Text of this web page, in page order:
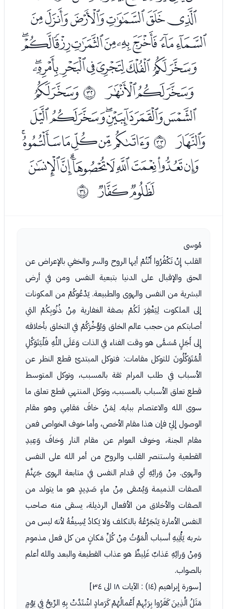
ﯜﯝﯞﯟﯠﯡ
ﯢﯣﯤﯥﯦﯧﯨﯩﯪ
ﯫﯬﯭﯮﯯﯰﯱﯲ
ﯳﯴﯵ ﰟﯷﯸ
ﯹﯺﯻﯼﯽﯾﯿ
ﰀ ﰠﭑﭒﭓﭔﭕﭖ
ﭗﭘﭙﭚﭛﭜﭝﭞﭟ
ﭠﭡ ﰡ
مُوسى
القلب إِنْ تَكْفُرُوا أَنْتُمْ أيها الروح والسر والخفي بالإعراض عن
الحق والإقبال على الدنيا بتبعية النفس ومن في أرض
البشرية من النفس والهوى والطبيعة. يَدْعُوكُمْ من المكونات
إلى الملكوت لِيَغْفِرَ لَكُمْ بصفة الغفارية مِنْ ذُنُوبِكُمْ التي
أصابتكم من حجب عالم الخلق وَيُؤَخِّرَكُمْ في التخلق بأخلاقه
إِلى أَجَلٍ مُسَمًّى هو وقت الفناء في الذات وَعَلَى اللَّهِ فَلْيَتَوَكَّلِ
الْمُتَوَكِّلُونَ للتوكل مقامات: فتوكل المبتدئ قطع النظر عن
الأسباب في طلب المرام ثقة بالمسبب، وتوكل المتوسط
قطع تعلق الأسباب بالمسبب، وتوكل المنتهي قطع تعلق ما
سوى الله والاعتصام ببابه. لِمَنْ خافَ مَقامِي وهو مقام
الوصول إليّ فإن هذا مقام الأخص، وأما خوف الخواص فعن
مقام الجنة، وخوف العوام عن مقام النار وَخافَ وَعِيدِ
القطعية واستنصر القلب والروح من أمر الله على النفس
والهوى. مِنْ وَرائِهِ أي قدام النفس في متابعة الهوى جَهَنَّمُ
الصفات الذميمة وَيُسْقى مِنْ ماءٍ صَدِيدٍ هو ما يتولد من
الصفات والأخلاق من الأفعال الرذيلة، يسقى منه صاحب
النفس الأمارة يَتَجَرَّعُهُ بالتكلف وَلا يَكادُ يُسِيغُهُ لأنه ليس من
شربه يَأْتِيهِ أسباب الْمَوْتُ مِنْ كُلِّ مَكانٍ من كل فعل مذموم
وَمِنْ وَرائِهِ عَذابٌ غَلِيظٌ هو عذاب القطيعة والبعد والله أعلم
بالصواب.
[سورة إبراهيم (١٤) : الآيات ١٨ الى ٣٤]
مَثَلُ الَّذِينَ كَفَرُوا بِرَبِّهِمْ أَعْمالُهُمْ كَرَمادٍ اشْتَدَّتْ بِهِ الرِّيحُ فِي يَوْمٍ